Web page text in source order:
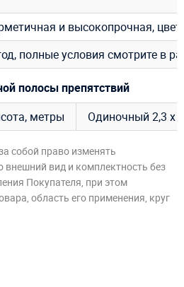
и высокопрочная,
полные условия смотрите в
полосы препятствий
метры
Одиночный 2,3 х
собой право изменять
внешний вид и комплектность без
Покупателя, при этом
область его применения, круг